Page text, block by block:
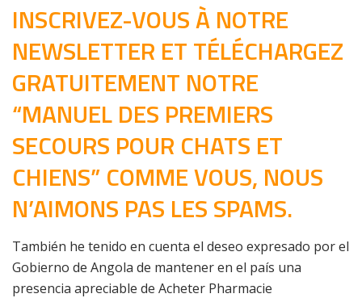
INSCRIVEZ-VOUS À NOTRE
NEWSLETTER ET TÉLÉCHARGEZ
GRATUITEMENT NOTRE
“MANUEL DES PREMIERS
SECOURS POUR CHATS ET
CHIENS” COMME VOUS, NOUS
N’AIMONS PAS LES SPAMS.
También he tenido en cuenta el deseo expresado por el
Gobierno de Angola de mantener en el país una
presencia apreciable de Acheter Pharmacie